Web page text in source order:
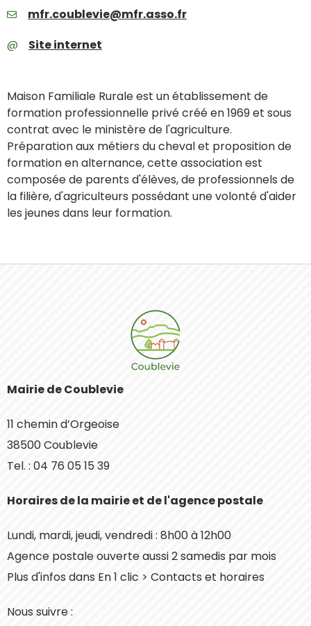
mfr.coublevie@mfr.asso.fr
Site internet
Maison Familiale Rurale est un établissement de
formation professionnelle privé créé en 1969 et sous
contrat avec le ministère de l'agriculture.
Préparation aux métiers du cheval et proposition de
formation en alternance, cette association est
composée de parents d'élèves, de professionnels de
la filière, d'agriculteurs possédant une volonté d'aider
les jeunes dans leur formation.
Mairie de Coublevie
11 chemin d’Orgeoise
38500 Coublevie
Tel. : 04 76 05 15 39
Horaires de la mairie et de l'agence postale
Lundi, mardi, jeudi, vendredi : 8h00 à 12h00
Agence postale ouverte aussi 2 samedis par mois
Plus d'infos dans En 1 clic > Contacts et horaires
Nous suivre :